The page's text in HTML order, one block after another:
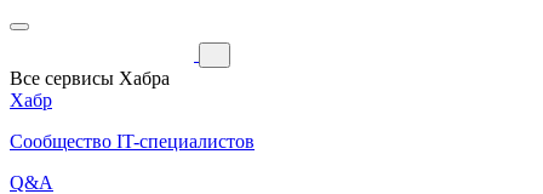
Все сервисы Хабра
Хабр
Сообщество IT-специалистов
Q&A